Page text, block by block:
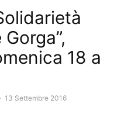
18 a
13 Settembre 2016